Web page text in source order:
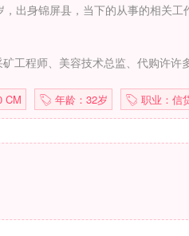
出身锦屏县，当下的从事的相关工
工程师、美容技术总监、代购许许
CM 年龄：32岁 职业：信